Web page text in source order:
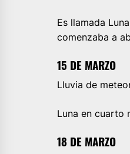
Es llamada
comenzaba a
15 DE MARZO
Lluvia de
Luna en cuarto
18 DE MARZO